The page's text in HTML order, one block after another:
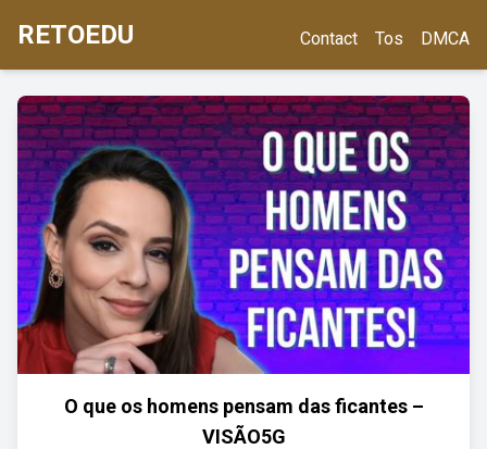
RETOEDU Contact Tos DMCA
O que os homens pensam das ficantes –
VISÃO5G